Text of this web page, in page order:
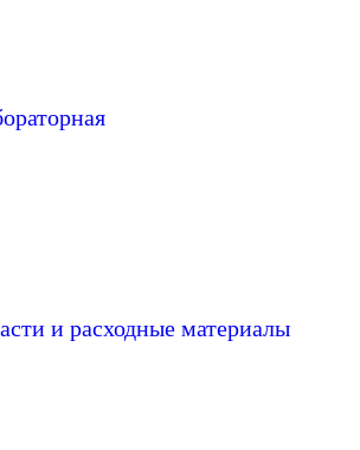
и расходные материалы